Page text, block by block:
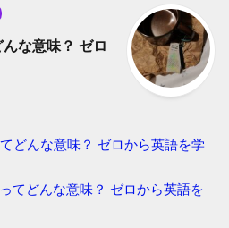
な意味？ ゼロ
どんな意味？ ゼロから英語を学
てどんな意味？ ゼロから英語を